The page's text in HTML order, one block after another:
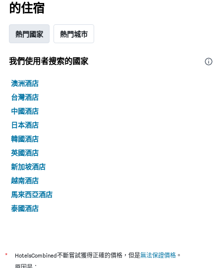
的住宿
熱門國家 熱門城市
我們使用者搜索的國家
澳洲酒店
台灣酒店
中國酒店
日本酒店
韓國酒店
英國酒店
新加坡酒店
越南酒店
馬來西亞酒店
泰國酒店
* HotelsCombined不斷嘗試獲得正確的價格，但是無法保證價格 。